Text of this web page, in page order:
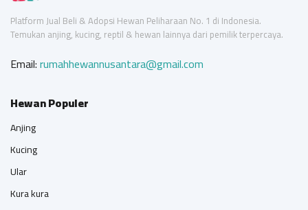
Platform Jual Beli & Adopsi Hewan Peliharaan No. 1 di Indonesia.
Temukan anjing, kucing, reptil & hewan lainnya dari pemilik terpercaya.
Email:rumahhewannusantara@gmail.com
Hewan Populer
Anjing
Kucing
Ular
Kura kura